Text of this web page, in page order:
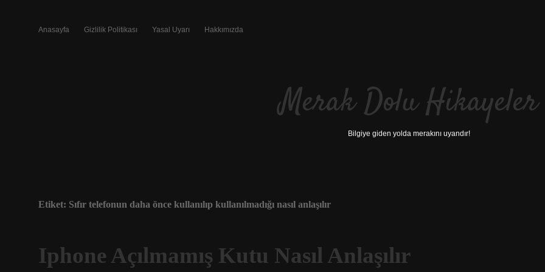
Anasayfa Gizlilik Politikası Yasal Uyarı Hakkımızda
Merak Dolu Hikayeler
Bilgiye giden yolda merakını uyandır!
Etiket: Sıfır telefonun daha önce kullanılıp kullanılmadığı nasıl anlaşılır
Iphone Açılmamış Kutu Nasıl Anlaşılır